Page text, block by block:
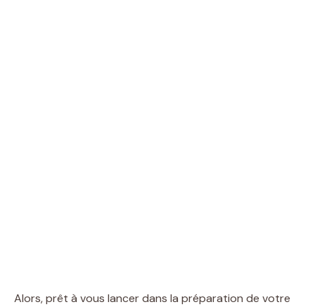
Alors, prêt à vous lancer dans la préparation de votre